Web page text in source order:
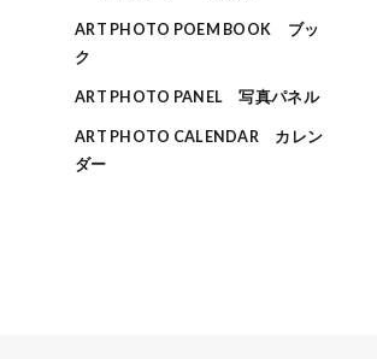
ART PHOTO POEM BOOK ブッ
ク
ART PHOTO PANEL 写真パネル
ART PHOTO CALENDAR カレン
ダー